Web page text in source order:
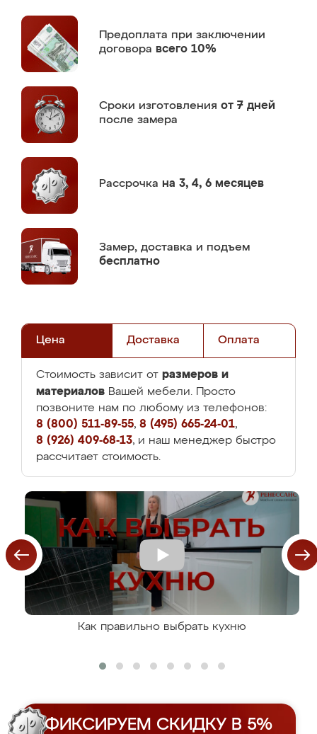
Предоплата при заключении
договора всего 10%
Сроки изготовления от 7 дней
после замера
Рассрочка на 3, 4, 6 месяцев
Замер, доставка и подъем
бесплатно
Цена Доставка Оплата
Стоимость зависит от размеров и
материалов Вашей мебели. Просто
позвоните нам по любому из телефонов:
8 (800) 511-89-55, 8 (495) 665-24-01,
8 (926) 409-68-13, и наш менеджер быстро
рассчитает стоимость.
Как правильно выбрать кухню
ФИКСИРУЕМ СКИДКУ В 5%